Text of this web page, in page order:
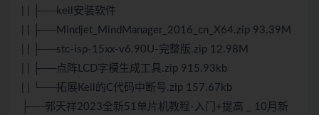
| | ├──keil安装软件
| | ├──Mindjet_MindManager_2016_cn_X64.zip 93.39M
| | ├──stc-isp-15xx-v6.90U-完整版.zip 12.98M
| | ├──点阵LCD字模生成工具.zip 915.93kb
| | └──拓展Keil的C代码中断号.zip 157.67kb
├──郭天祥2023全新51单片机教程-入门+提高 _ 10月新